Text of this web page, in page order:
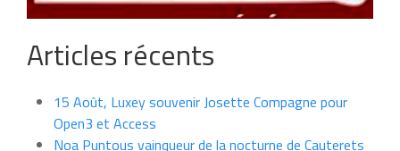
Articles récents
15 Août, Luxey souvenir Josette Compagne pour
Open3 et Access
Noa Puntous vainqueur de la nocturne de Cauterets